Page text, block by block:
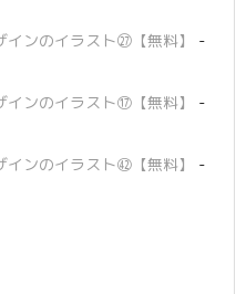
ンのイラスト㉗【無料】
-
インのイラスト⑰【無料】
-
ンのイラスト㊷【無料】
-